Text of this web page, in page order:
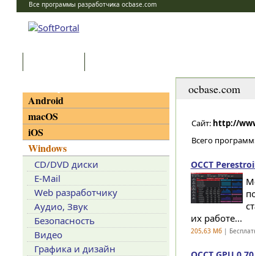
Все программы разработчика ocbase.com
ocbase.com
Сайт: http://
Всего
OCCT
их работе...
205,63 Мб|
Android
macOS
iOS
Windows
CD/DVD диски
E-Mail
Web разработчику
Аудио, Звук
Безопасность
Видео
Графика и дизайн